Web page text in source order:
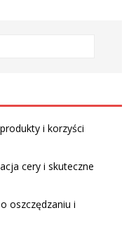
i korzyści
cery i skuteczne
oszczędzaniu i